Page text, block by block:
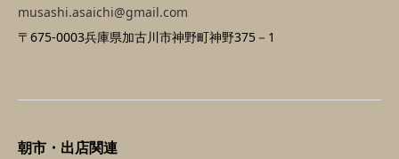
musashi.asaichi@gmail.com
〒675-0003兵庫県加古川市神野町神野375－1
朝市・出店関連